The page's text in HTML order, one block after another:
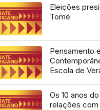
Eleições
Tomé
Pensamento
Escola de
Os 10 anos
relações